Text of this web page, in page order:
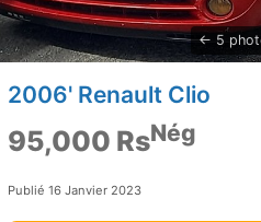
5
2006' Renault Clio
95,000 RsNég
Publié 16 Janvier 2023